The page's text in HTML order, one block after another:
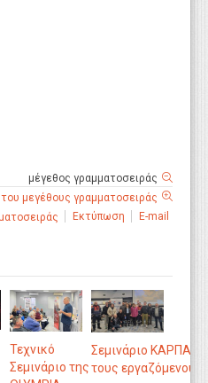
μέγεθος γραμματοσειράς
Εκτύπωση E-mail
Τεχνικό
Σεμινάριο της
Σεμινάριο ΚΑΡΠΑ
τους εργαζόμενους